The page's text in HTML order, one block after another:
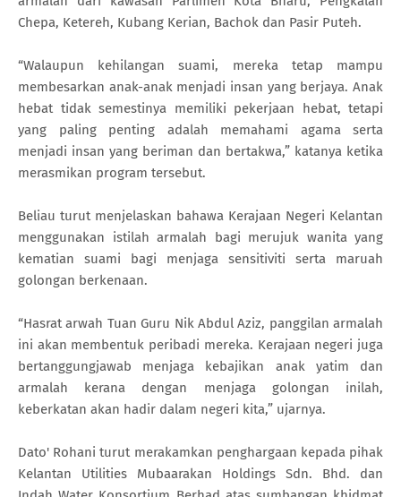
Chepa, Ketereh, Kubang Kerian, Bachok dan Pasir Puteh.
“Walaupun kehilangan suami, mereka tetap mampu
membesarkan anak-anak menjadi insan yang berjaya. Anak
hebat tidak semestinya memiliki pekerjaan hebat, tetapi
yang paling penting adalah memahami agama serta
menjadi insan yang beriman dan bertakwa,” katanya ketika
merasmikan program tersebut.
Beliau turut menjelaskan bahawa Kerajaan Negeri Kelantan
menggunakan istilah armalah bagi merujuk wanita yang
kematian suami bagi menjaga sensitiviti serta maruah
golongan berkenaan.
“Hasrat arwah Tuan Guru Nik Abdul Aziz, panggilan armalah
ini akan membentuk peribadi mereka. Kerajaan negeri juga
bertanggungjawab menjaga kebajikan anak yatim dan
armalah kerana dengan menjaga golongan inilah,
keberkatan akan hadir dalam negeri kita,” ujarnya.
Dato' Rohani turut merakamkan penghargaan kepada pihak
Kelantan Utilities Mubaarakan Holdings Sdn. Bhd. dan